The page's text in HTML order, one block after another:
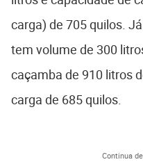
carga) de 705 quilos.
tem volume de 300
caçamba de 910 litros
carga de 685 quilos.
Continua